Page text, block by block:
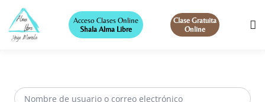
Acceso Clases Online
Shala Alma Libre
Clase Gratuita
Online